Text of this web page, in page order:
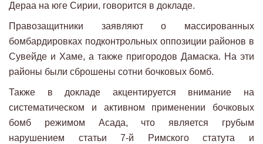
Дераа на юге Сирии, говорится в докладе.
Правозащитники заявляют о массированных
бомбардировках подконтрольных оппозиции районов в
Сувейде и Хаме, а также пригородов Дамаска. На эти
районы были сброшены сотни бочковых бомб.
Также в докладе акцентируется внимание на
систематическом и активном применении бочковых
бомб режимом Асада, что является грубым
нарушением статьи 7-й Римского статута и